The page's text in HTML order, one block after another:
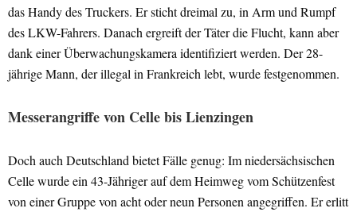
das Handy des Truckers. Er sticht dreimal zu, in Arm und Rumpf
des LKW-Fahrers. Danach ergreift der Täter die Flucht, kann aber
dank einer Überwachungskamera identifiziert werden. Der 28-
jährige Mann, der illegal in Frankreich lebt, wurde festgenommen.
Messerangriffe von Celle bis Lienzingen
Doch auch Deutschland bietet Fälle genug: Im niedersächsischen
Celle wurde ein 43-Jähriger auf dem Heimweg vom Schützenfest
von einer Gruppe von acht oder neun Personen angegriffen. Er erlitt